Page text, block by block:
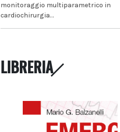
monitoraggio multiparametrico in
cardiochirurgia...
LIBRERIA